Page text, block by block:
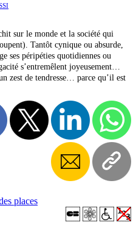
sur le monde et la société qui
Tantôt cynique ou absurde,
ses péripéties quotidiennes ou
s’entremêlent joyeusement…
zest de tendresse… parce qu’il est
places